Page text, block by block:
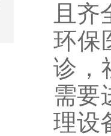
且齐
环保
诊，
需要
理设